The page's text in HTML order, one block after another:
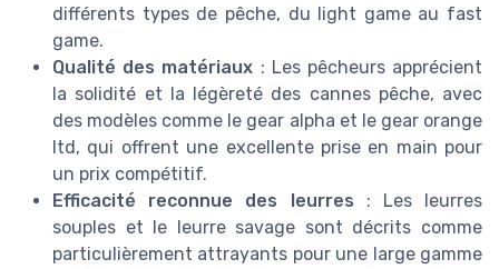
différents types de pêche, du light game au fast
game.
Qualité des matériaux : Les pêcheurs apprécient
la solidité et la légèreté des cannes pêche, avec
des modèles comme le gear alpha et le gear orange
ltd, qui offrent une excellente prise en main pour
un prix compétitif.
Efficacité reconnue des leurres : Les leurres
souples et le leurre savage sont décrits comme
particulièrement attrayants pour une large gamme